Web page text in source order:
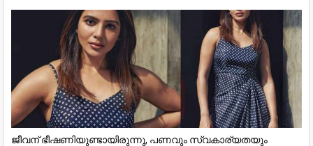
ജീവന് ഭീഷണിയുണ്ടായിരുന്നു, പണവും സ്വകാര്യതയും